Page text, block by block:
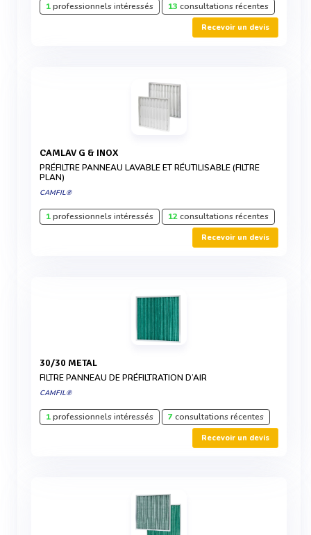
1professionnels intéressés 13 consultations récentes
Recevoir un devis
CAMLAV G & INOX
PRÉFILTRE PANNEAU LAVABLE ET RÉUTILISABLE (FILTRE
PLAN)
CAMFIL®
1professionnels intéressés 12consultations récentes
Recevoir un devis
30/30 METAL
FILTRE PANNEAU DE PRÉFILTRATION D’AIR
CAMFIL®
1professionnels intéressés 7consultations récentes
Recevoir un devis